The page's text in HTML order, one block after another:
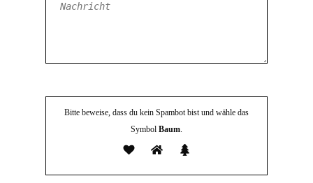
Bitte beweise, dass du kein Spambot bist und wähle das
Symbol Baum.